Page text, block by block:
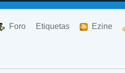
Foro Etiquetas Ezine